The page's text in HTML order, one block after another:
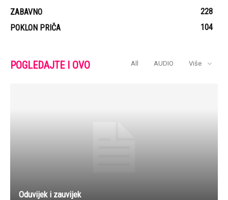
ZABAVNO
228
POKLON PRIČA
104
POGLEDAJTE I OVO All AUDIO Više
Oduvijek i zauvijek